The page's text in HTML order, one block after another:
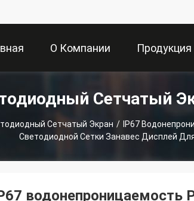
О Компании Продукция
Сетчатый
Сетчатый Экран /
IP67
Светодиодной Сетки Занавес Дисплей
водонепроницаемость